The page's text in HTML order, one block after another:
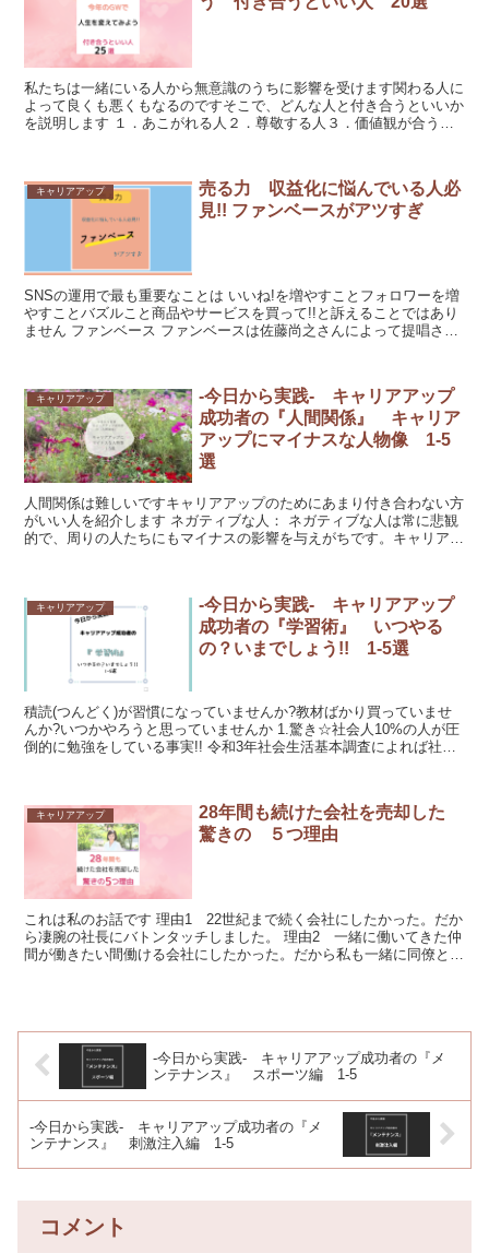
私たちは一緒にいる人から無意識のうちに影響を受けます関わる人に
よって良くも悪くもなるのですそこで、どんな人と付き合うといいか
を説明します １．あこがれる人２．尊敬する人３．価値観が合う人
キャリアアップ
売る力 収益化に悩んでいる人必
見!! ファンベースがアツすぎ
SNSの運用で最も重要なことは いいね!を増やすことフォロワーを増
やすことバズルこと商品やサービスを買って!!と訴えることではあり
ません ファンベース ファンベースは佐藤尚之さんによって提唱され
キャリアアップ
-今日から実践- キャリアアップ
成功者の『人間関係』 キャリア
アップにマイナスな人物像 1-5
選
人間関係は難しいですキャリアアップのためにあまり付き合わない方
がいい人を紹介します ネガティブな人： ネガティブな人は常に悲観
的で、周りの人たちにもマイナスの影響を与えがちです。キャリアア
キャリアアップ
-今日から実践- キャリアアップ
成功者の『学習術』 いつやる
の？いまでしょう!! 1-5選
積読(つんどく)が習慣になっていませんか?教材ばかり買っていませ
んか?いつかやろうと思っていませんか 1.驚き☆社会人10%の人が圧
倒的に勉強をしている事実!! 令和3年社会生活基本調査によれば社会
キャリアアップ
28年間も続けた会社を売却した
驚きの ５つ理由
これは私のお話です 理由1 22世紀まで続く会社にしたかった。だか
ら凄腕の社長にバトンタッチしました。 理由2 一緒に働いてきた仲
間が働きたい間働ける会社にしたかった。だから私も一緒に同僚とし
-今日から実践- キャリアアップ成功者の『メ
ンテナンス』 スポーツ編 1-5
-今日から実践- キャリアアップ成功者の『メ
ンテナンス』 刺激注入編 1-5
コメント